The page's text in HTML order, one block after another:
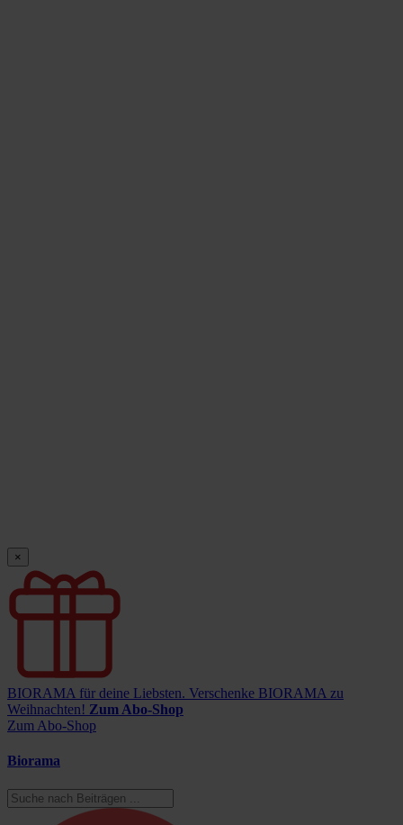
×
BIORAMA für deine Liebsten. Verschenke BIORAMA zu
Weihnachten! Zum Abo-Shop
Zum Abo-Shop
Biorama